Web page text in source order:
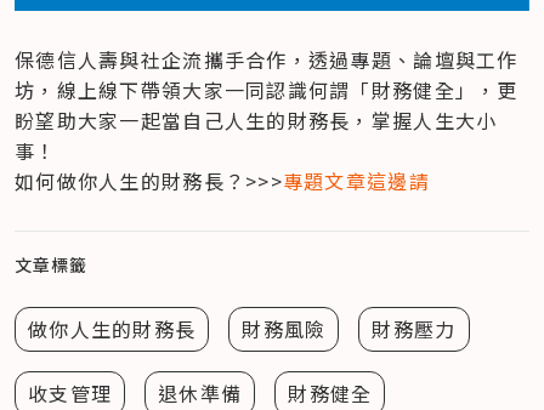
保德信人壽與社企流攜手合作，透過專題、論壇與工作
坊，線上線下帶領大家一同認識何謂「財務健全」，更
盼望助大家一起當自己人生的財務長，掌握人生大小
事！
如何做你人生的財務長？>>>專題文章這邊請
文章標籤
做你人生的財務長 財務風險 財務壓力
收支管理 退休準備 財務健全